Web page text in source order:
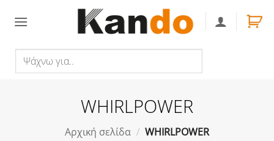
για..
WHIRLPOWER
Αρχική σελίδα / WHIRLPOWER